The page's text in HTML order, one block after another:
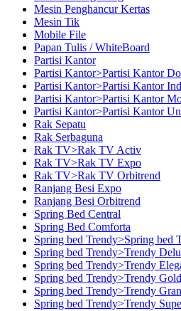
Mesin Penghancur Kertas
Mesin Tik
Mobile File
Papan Tulis / WhiteBoard
Partisi Kantor
Partisi Kantor>Partisi Kantor
Partisi Kantor>Partisi Kantor
Partisi Kantor>Partisi Kantor
Partisi Kantor>Partisi Kantor
Rak Sepatu
Rak Serbaguna
Rak TV>Rak TV Activ
Rak TV>Rak TV Expo
Rak TV>Rak TV Orbitrend
Ranjang Besi Expo
Ranjang Besi Orbitrend
Spring Bed Central
Spring Bed Comforta
Spring bed Trendy>Spring bed
Spring bed Trendy>Trendy
Spring bed Trendy>Trendy
Spring bed Trendy>Trendy
Spring bed Trendy>Trendy
Spring bed Trendy>Trendy